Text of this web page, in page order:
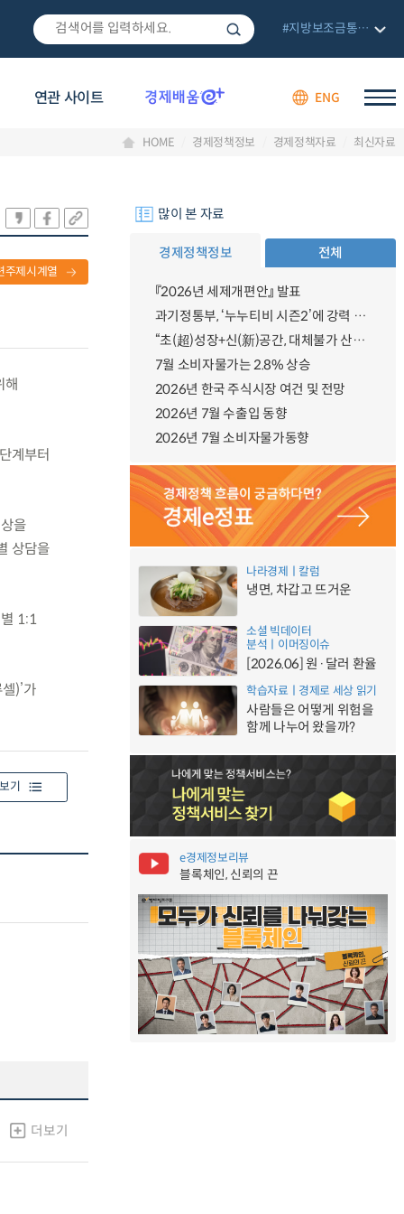
연관 사이트 ENG
#지방보조금통합관리망
HOME 경제정책정보 경제정책자료 최신자료
주제시계열
해
계부터
을
상담을
1:1
)’가
기
더보기
많이 본 자료
경제정책정보 전체
『2026년 세제개편안』 발표
과기정통부, ‘누누티비 시즌2’에 강력 대응 의지 밝혀
“초(超)성장+신(新)공간, 대체불가 산업강국”
7월 소비자물가는 2.8% 상승
2026년 한국 주식시장 여건 및 전망
2026년 7월 수출입 동향
2026년 7월 소비자물가동향
나라경제ㅣ칼럼
냉면, 차갑고 뜨거운
소셜 빅데이터
분석ㅣ이머징이슈
[2026.06] 원·달러 환율
학습자료ㅣ경제로 세상 읽기
사람들은 어떻게 위험을
함께 나누어 왔을까?
e경제정보리뷰
블록체인, 신뢰의 끈